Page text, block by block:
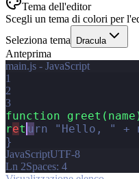
Tema dell'editor
Scegli un tema di colori per
Seleziona tema
Dracula
Anteprima
main.js - JavaScript
1
2
3
function greet ( name
ret u rn " Hello , " +
}
JavaScriptUTF-8
Ln 2Spaces: 4